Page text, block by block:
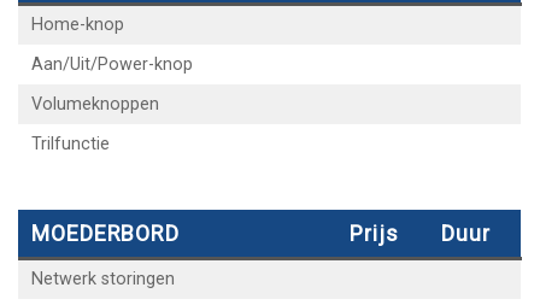
Home-knop
Aan/Uit/Power-knop
Volumeknoppen
Trilfunctie
MOEDERBORD Prijs Duur
Netwerk storingen